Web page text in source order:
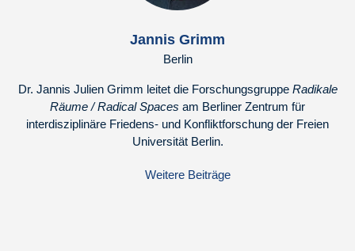
Jannis Grimm
Berlin
Dr. Jannis Julien Grimm leitet die Forschungsgruppe Radikale
Räume / Radical Spaces am Berliner Zentrum für
interdisziplinäre Friedens- und Konfliktforschung der Freien
Universität Berlin.
Weitere Beiträge